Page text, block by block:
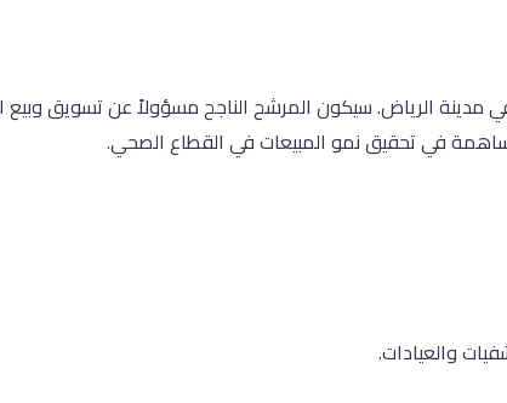
في تحقيق نمو المبيعات في القطاع الصحي.
والعيادات.